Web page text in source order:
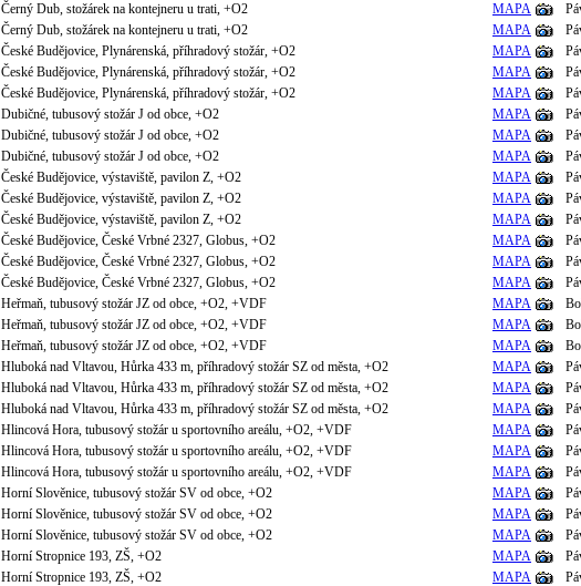
Černý Dub, stožárek na kontejneru u trati, +O2 MAPA
Černý Dub, stožárek na kontejneru u trati, +O2 MAPA
České Budějovice, Plynárenská, příhradový stožár, +O2 MAPA
České Budějovice, Plynárenská, příhradový stožár, +O2 MAPA
České Budějovice, Plynárenská, příhradový stožár, +O2 MAPA
Dubičné, tubusový stožár J od obce, +O2 MAPA
Dubičné, tubusový stožár J od obce, +O2 MAPA
Dubičné, tubusový stožár J od obce, +O2 MAPA
České Budějovice, výstaviště, pavilon Z, +O2 MAPA
České Budějovice, výstaviště, pavilon Z, +O2 MAPA
České Budějovice, výstaviště, pavilon Z, +O2 MAPA
České Budějovice, České Vrbné 2327, Globus, +O2 MAPA
České Budějovice, České Vrbné 2327, Globus, +O2 MAPA
České Budějovice, České Vrbné 2327, Globus, +O2 MAPA
Heřmaň, tubusový stožár JZ od obce, +O2, +VDF MAPA
Heřmaň, tubusový stožár JZ od obce, +O2, +VDF MAPA
Heřmaň, tubusový stožár JZ od obce, +O2, +VDF MAPA
Hluboká nad Vltavou, Hůrka 433 m, příhradový stožár SZ od města, +O2 MAPA
Hluboká nad Vltavou, Hůrka 433 m, příhradový stožár SZ od města, +O2 MAPA
Hluboká nad Vltavou, Hůrka 433 m, příhradový stožár SZ od města, +O2 MAPA
Hlincová Hora, tubusový stožár u sportovního areálu, +O2, +VDF MAPA
Hlincová Hora, tubusový stožár u sportovního areálu, +O2, +VDF MAPA
Hlincová Hora, tubusový stožár u sportovního areálu, +O2, +VDF MAPA
Horní Slověnice, tubusový stožár SV od obce, +O2 MAPA
Horní Slověnice, tubusový stožár SV od obce, +O2 MAPA
Horní Slověnice, tubusový stožár SV od obce, +O2 MAPA
Horní Stropnice 193, ZŠ, +O2 MAPA
Horní Stropnice 193, ZŠ, +O2 MAPA